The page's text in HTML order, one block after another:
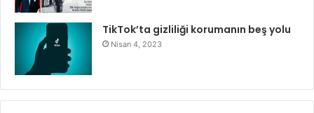
TikTok’ta gizliliği korumanın beş yolu
Nisan 4, 2023